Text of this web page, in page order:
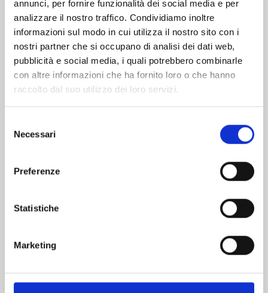
annunci, per fornire funzionalità dei social media e per
analizzare il nostro traffico. Condividiamo inoltre
informazioni sul modo in cui utilizza il nostro sito con i
nostri partner che si occupano di analisi dei dati web,
pubblicità e social media, i quali potrebbero combinarle
con altre informazioni che ha fornito loro o che hanno
raccolto dal suo utilizzo dei loro servizi.
delNecessari
Preferenze
Statistiche
Marketing
€ 6,90